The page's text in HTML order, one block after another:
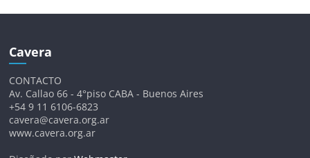
Cavera
CONTACTO
Av. Callao 66 - 4°piso CABA - Buenos Aires
+54 9 11 6106-6823
cavera@cavera.org.ar
www.cavera.org.ar